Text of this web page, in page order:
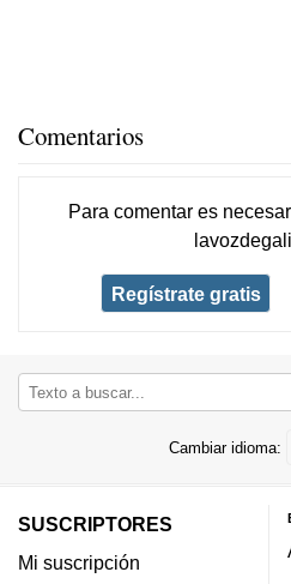
Comentarios
Para comentar es
Regístrate gratis
Cambiar idioma:
SUSCRIPTORES
Mi suscripción